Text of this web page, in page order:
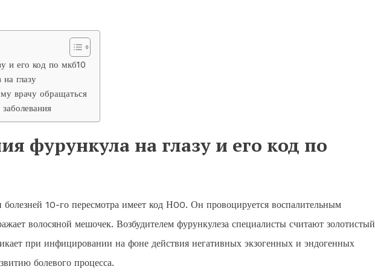
и его код по мкб10
глазу
врачу обращаться
фурункула на глазу и его код по
10-го пересмотра имеет код Н00. Он провоцируется воспалительным
волосяной мешочек. Возбудителем фурункулеза специалисты считают золотистый
при инфицировании на фоне действия негативных экзогенных и эндогенных
болевого процесса.